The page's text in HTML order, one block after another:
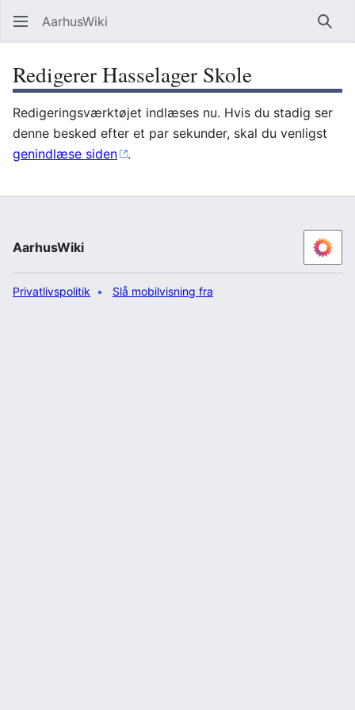
AarhusWiki Søg
Redigerer Hasselager Skole
Redigeringsværktøjet indlæses nu. Hvis du stadig ser
denne besked efter et par sekunder, skal du venligst
genindlæse siden
.
AarhusWiki
Privatlivspolitik Slå mobilvisning fra